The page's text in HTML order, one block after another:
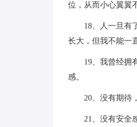
位，从而小心翼翼
18、人一旦有
长大，但我不能一
19、我曾经拥
感。
20、没有期待
21、没有安全